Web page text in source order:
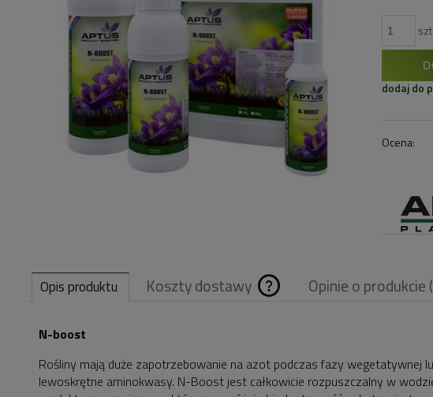
szt.
dodaj do
Ocena:
Opis produktu Koszty dostawy
ewentualnych
kosztów
Opinie o produkcie
N-boost
Rośliny mają duże zapotrzebowanie na azot podczas fazy
lewoskrętne aminokwasy. N-Boost jest całkowicie rozpuszczalny w